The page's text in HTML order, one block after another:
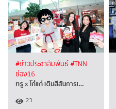
#ข่าวประชาสัมพันธ์#TNN
ช่อง16
ทรู x โก๋แก่ เติมสีสันการเ…
23